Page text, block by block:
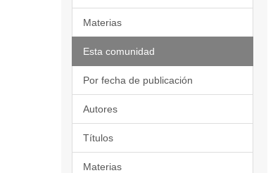
Materias
Esta comunidad
Por fecha de publicación
Autores
Títulos
Materias